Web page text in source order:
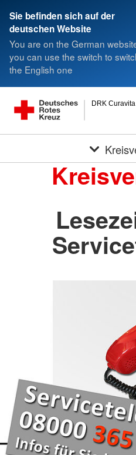
Sie befinden sich auf der
deutschen Website
You are on the German
you can use the switch to
the English one
DRK